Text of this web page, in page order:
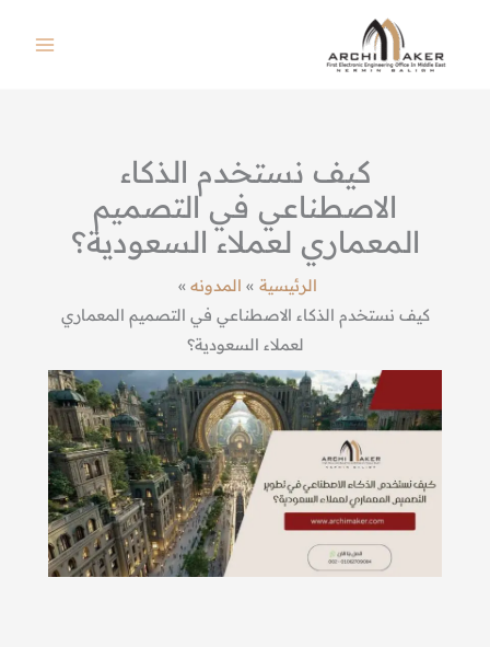
المحتوى
كيف نستخدم الذكاء
الاصطناعي في التصميم
المعماري لعملاء السعودية؟
الرئيسية
المدونه
كيف نستخدم الذكاء الاصطناعي في التصميم المعماري
لعملاء السعودية؟